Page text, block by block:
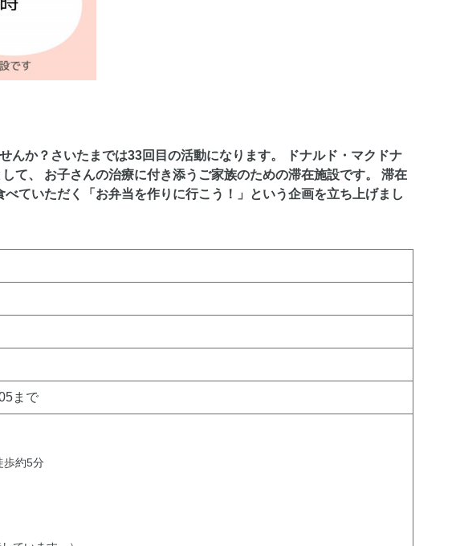
んか？さいたまでは33回目の活動になります。 ドナルド・マクドナ
て、 お子さんの治療に付き添うご家族のための滞在施設です。 滞在
ていただく「お弁当を作りに行こう！」という企画を立ち上げまし
まで
歩約5分